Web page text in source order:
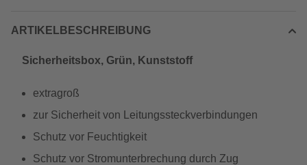
ARTIKELBESCHREIBUNG
Sicherheitsbox, Grün, Kunststoff
extragroß
zur Sicherheit von Leitungssteckverbindungen
Schutz vor Feuchtigkeit
Schutz vor Stromunterbrechung durch Zug